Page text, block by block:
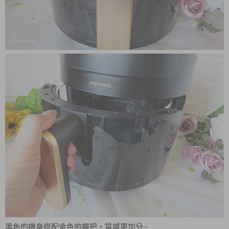
黑色的機身搭配金色的握把，質感更加分~